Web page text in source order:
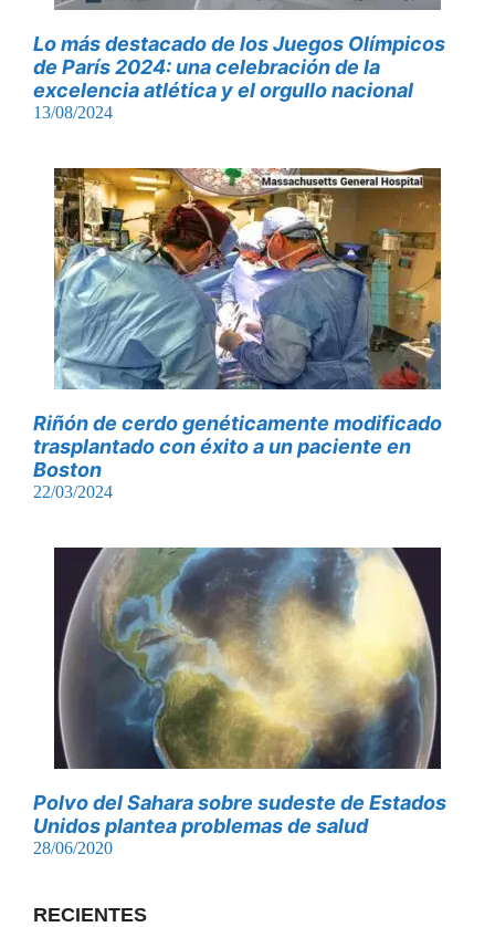
Lo más destacado de los Juegos Olímpicos
de París 2024: una celebración de la
excelencia atlética y el orgullo nacional
13/08/2024
Riñón de cerdo genéticamente modificado
trasplantado con éxito a un paciente en
Boston
22/03/2024
Polvo del Sahara sobre sudeste de Estados
Unidos plantea problemas de salud
28/06/2020
RECIENTES